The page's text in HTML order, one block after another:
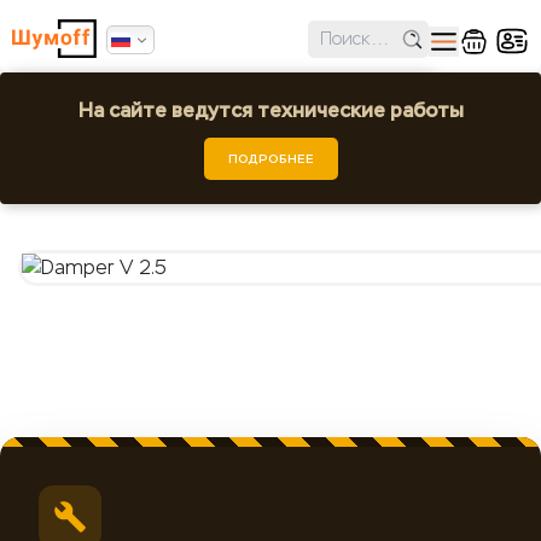
Ошибка поиска региона!
Выбрать город или регион
Шумoff - Вибропоглощение
На сайте ведутся технические работы
ПОДРОБНЕЕ